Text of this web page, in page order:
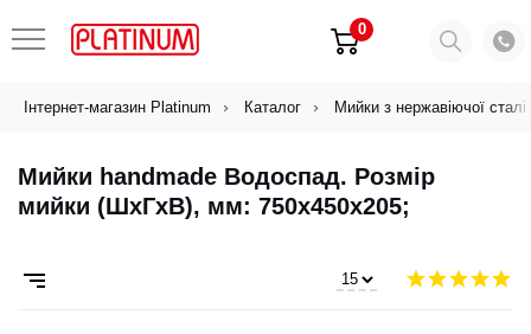
0
Інтернет-магазин Platinum Каталог Мийки з нержавіючої сталі
Мийки handmade Водоспад. Розмір
мийки (ШхГхВ), мм: 750х450х205;